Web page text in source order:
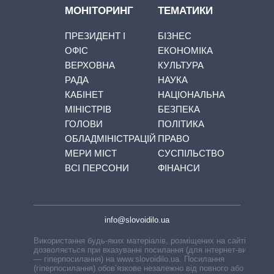
МОНІТОРИНГ
ПРЕЗИДЕНТ І
ОФІС
ВЕРХОВНА
РАДА
КАБІНЕТ
МІНІСТРІВ
ГОЛОВИ
ОБЛАДМІНІСТРАЦІЙ
МЕРИ МІСТ
ВСІ ПЕРСОНИ
ТЕМАТИКИ
БІЗНЕС
ЕКОНОМІКА
КУЛЬТУРА
НАУКА
НАЦІОНАЛЬНА
БЕЗПЕКА
ПОЛІТИКА
ПРАВО
СУСПІЛЬСТВО
ФІНАНСИ
info@slovoidilo.ua
Використання будь-яких матеріалів, розміщених на сайті,
дозволяється при вказуванні посилання (для інтернет-видань
— гіперпосилання) на www.slovoidilo.ua. Посилання
(гіперпосилання) обов’язкове незалежно від повного або